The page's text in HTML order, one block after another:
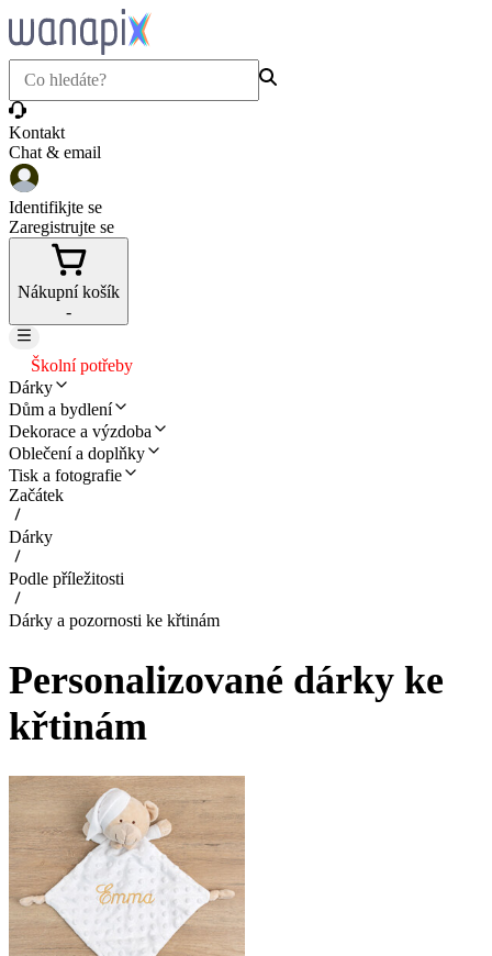
Kontakt
Chat & email
Identifikjte se
Zaregistrujte se
Nákupní košík
-
Školní potřeby
Dárky
Dům a bydlení
Dekorace a výzdoba
Oblečení a doplňky
Tisk a fotografie
Začátek
Dárky
Podle příležitosti
Dárky a pozornosti ke křtinám
Personalizované dárky ke
křtinám